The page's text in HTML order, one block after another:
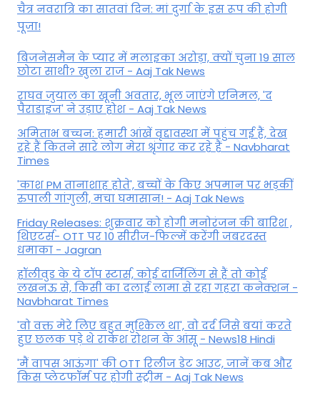
चैत्र नवरात्रि का सातवां दिन: मां दुर्गा के इस रूप की होगी
पूजा!
बिजनेसमैन के प्यार में मलाइका अरोड़ा, क्यों चुना 19 साल
छोटा साथी? खुला राज - Aaj Tak News
राघव जुयाल का खूनी अवतार, भूल जाएंगे एनिमल, 'द
पैराडाइज' ने उड़ाए होश - Aaj Tak News
अमिताभ बच्चन: हमारी आंखें वृद्दावस्था में पहुंच गई हैं, देख
रहे हैं कितने सारे लोग मेरा श्रृंगार कर रहे हैं - Navbharat
Times
'काश PM तानाशाह होते', बच्चों के किए अपमान पर भड़कीं
रुपाली गांगुली, मचा घमासान! - Aaj Tak News
Friday Releases: शुक्रवार को होगी मनोरंजन की बारिश ,
थिएटर्स- OTT पर 10 सीरीज-फिल्में करेंगी जबरदस्त
धमाका - Jagran
हॉलीवुड के ये टॉप स्टार्स, कोई दार्जिलिंग से हैं तो कोई
लखनऊ से, किसी का दलाई लामा से रहा गहरा कनेक्शन -
Navbharat Times
'वो वक्त मेरे लिए बहुत मुश्किल था', वो दर्द जिसे बयां करते
हुए छलक पड़े थे राकेश रोशन के आंसू - News18 Hindi
'मैं वापस आऊंगा' की OTT रिलीज डेट आउट, जानें कब और
किस प्लेटफॉर्म पर होगी स्ट्रीम - Aaj Tak News